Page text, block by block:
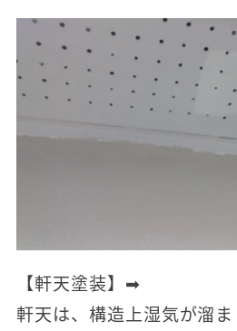
【軒天塗装】➡
軒天は、構造上湿気が溜